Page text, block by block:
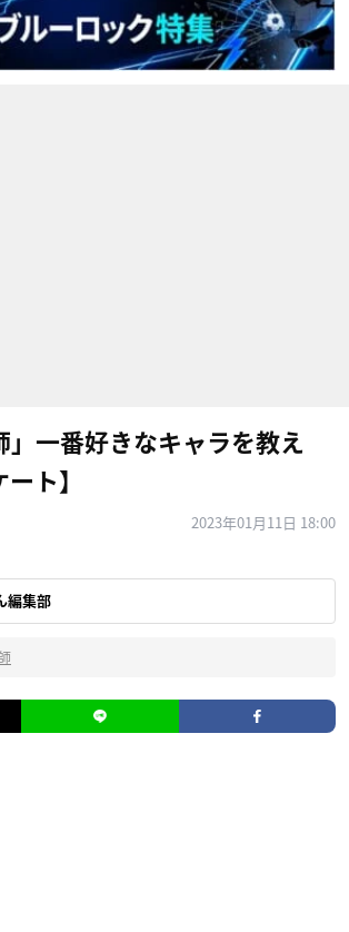
」一番好きなキャラを教え
ト】
2023年01月11日 18:00
編集部